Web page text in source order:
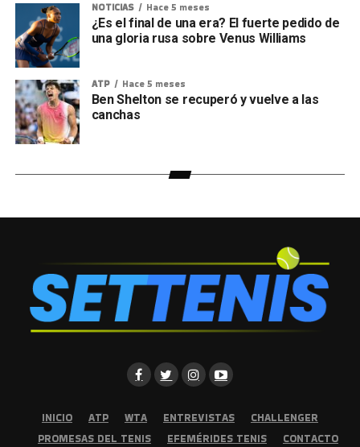
NOTICIAS Hace 5 meses
¿Es el final de una era? El fuerte pedido de
una gloria rusa sobre Venus Williams
ATP Hace 5 meses
Ben Shelton se recuperó y vuelve a las
canchas
INICIO ATP WTA ENTREVISTAS
CHALLENGER
PROMESAS DEL TENIS
EFEMÉRIDES TENIS CONTACTO